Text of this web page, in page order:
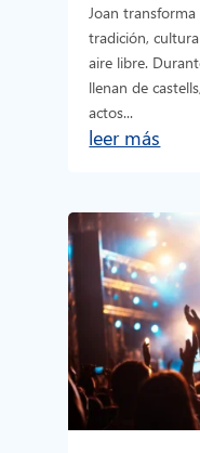
Joan
tradición,
aire libre.
llenan de
actos...
leer más